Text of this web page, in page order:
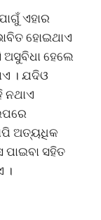
ଏହାର
ହୋଇଥାଏ
ଅସୁବିଧା ହେଲେ
। ଯଦିଓ
ନଥାଏ
ଅତ୍ୟଧିକ
ପାଇବା ସହିତ
।